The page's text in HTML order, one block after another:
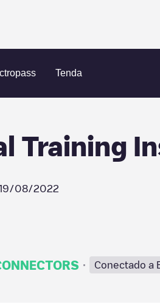
Tenda
NECA Electrical Training Institute
Training
08/2022
· Conectado a